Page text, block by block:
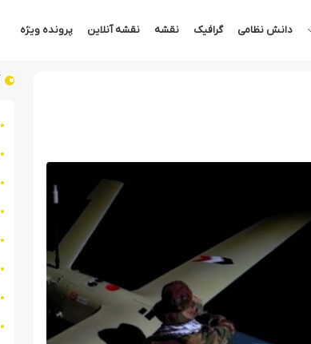
دانش نظامی گرافیک نقشه نقشه آنلاین پرونده ویژه